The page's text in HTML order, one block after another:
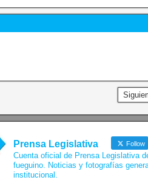
Prensa Legislativa Follow
Cuenta oficial de Prensa Legislativa
fueguino. Noticias y fotografías
institucional.